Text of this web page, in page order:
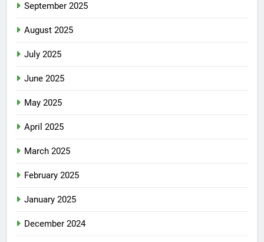
September 2025
August 2025
July 2025
June 2025
May 2025
April 2025
March 2025
February 2025
January 2025
December 2024